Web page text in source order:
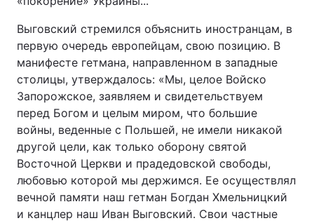
Выговский стремился объяснить иностранцам, в
первую очередь европейцам, свою позицию. В
манифесте гетмана, направленном в западные
столицы, утверждалось: «Мы, целое Войско
Запорожское, заявляем и свидетельствуем
перед Богом и целым миром, что большие
войны, веденные с Польшей, не имели никакой
другой цели, как только оборону святой
Восточной Церкви и прадедовской свободы,
любовью которой мы держимся. Ее осуществлял
вечной памяти наш гетман Богдан Хмельницкий
и канцлер наш Иван Выговский. Свои частные